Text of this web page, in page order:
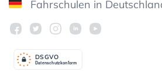
Fahrschulen in
Datenschutzkonform
DSGVO